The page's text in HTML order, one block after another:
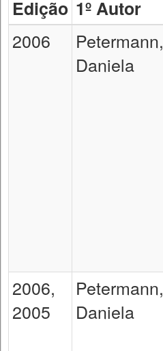
Edição 1º Autor
2006
Petermann,
Daniela
2006,
2005
Petermann,
Daniela